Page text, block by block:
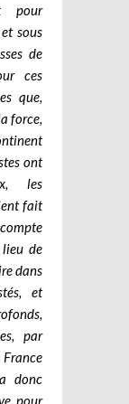
pour
sous
de
ces
que,
force,
ont
les
fait
de
dans
et
par
donc
pour